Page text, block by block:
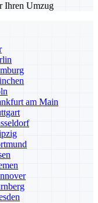
Ihren Umzug
am Main